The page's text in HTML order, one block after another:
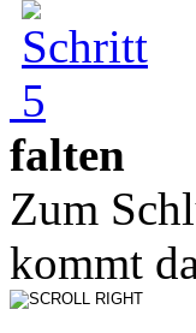
falten
Zum
kommt